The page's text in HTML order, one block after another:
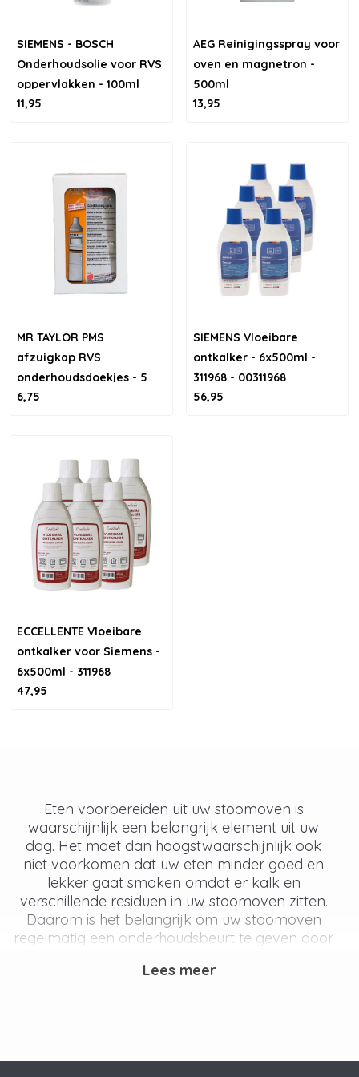
SIEMENS - BOSCH
Onderhoudsolie voor RVS
oppervlakken - 100ml
11,95
AEG Reinigingsspray voor
oven en magnetron -
500ml
13,95
MR TAYLOR PMS
afzuigkap RVS
onderhoudsdoekjes - 5
stuks
6,75
SIEMENS Vloeibare
ontkalker - 6x500ml -
311968 - 00311968
56,95
ECCELLENTE Vloeibare
ontkalker voor Siemens -
6x500ml - 311968
47,95
Eten voorbereiden uit uw stoomoven is
waarschijnlijk een belangrijk element uit uw
dag. Het moet dan hoogstwaarschijnlijk ook
niet voorkomen dat uw eten minder goed en
lekker gaat smaken omdat er kalk en
verschillende residuen in uw stoomoven zitten.
Daarom is het belangrijk om uw stoomoven
regelmatig een onderhoudsbeurt te geven door
stoomoven zo goed mogelijk te laten
Lees meer